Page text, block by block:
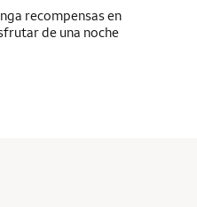
recompensas en
de una noche